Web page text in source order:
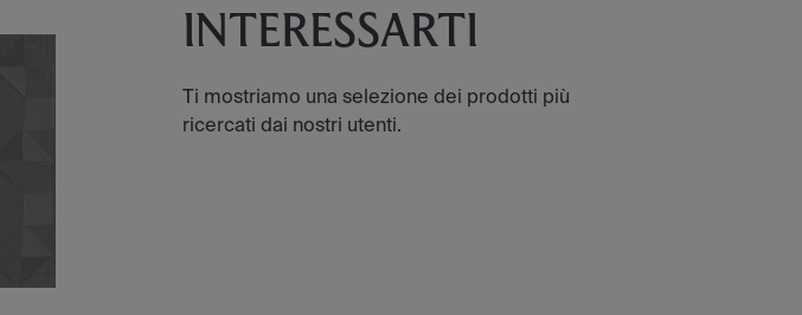
INTERESSARTI
Ti mostriamo una selezione dei prodotti più
ricercati dai nostri utenti.